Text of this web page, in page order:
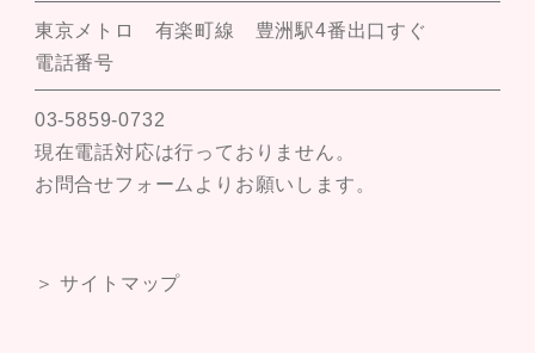
東京メトロ 有楽町線 豊洲駅4番出口すぐ
電話番号
03-5859-0732
現在電話対応は行っておりません。
お問合せフォームよりお願いします。
＞ サイトマップ